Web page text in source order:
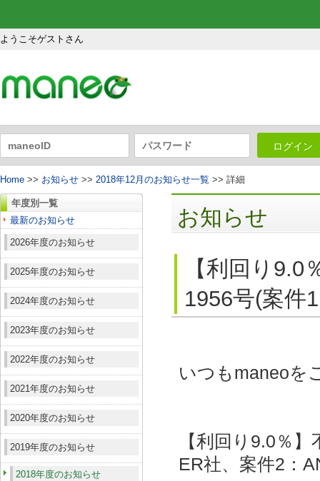
ようこそゲストさん
ログイン
Home >> お知らせ >> 2018年12月のお知らせ一覧 >> 詳細
年度別一覧
最新のお知らせ
2026年度のお知らせ
2025年度のお知らせ
2024年度のお知らせ
2023年度のお知らせ
2022年度のお知らせ
2021年度のお知らせ
2020年度のお知らせ
2019年度のお知らせ
2018年度のお知らせ
お知らせ
【利回り
1956号(案件
いつもmaneoを
【利回り9.0％
ER社、案件2：